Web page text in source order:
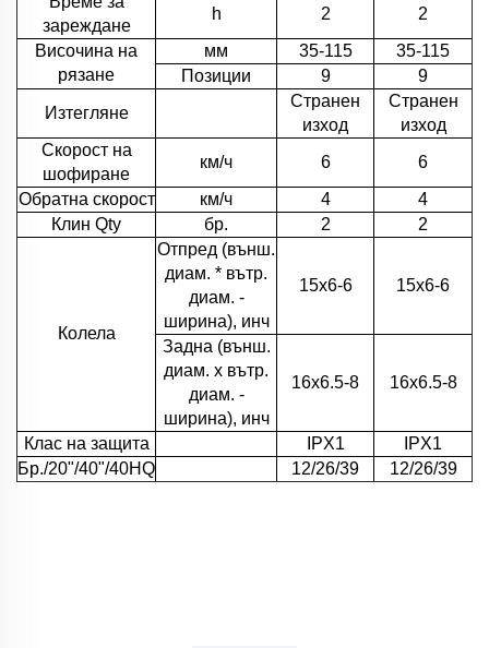
зареждане
h 2
2
Височина на
рязане
мм 35-115
35-115
Позиции
9
9
Изтегляне
Странен
изход
Странен
изход
Скорост на
шофиране
км/ч 6
6
Обратна скорост
км/ч 4
4
Клин Qty
бр. 2 2
Колела
Отпред (външ.
диам. * вътр.
диам. -
ширина), инч
15x6-6 15x6-6
Задна (външ.
диам. x вътр.
диам. -
ширина), инч
16x6.5-8 16x6.5-8
Клас на защита IPX1
IPX1
Бр./20"/40"/40HQ
12/26/39 12/26/39